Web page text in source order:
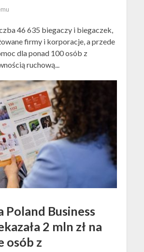
46 635 biegaczy i biegaczek,
firmy i korporacje, a przede
dla ponad 100 osób z
ruchową...
Poland Business
2 mln zł na
osób z